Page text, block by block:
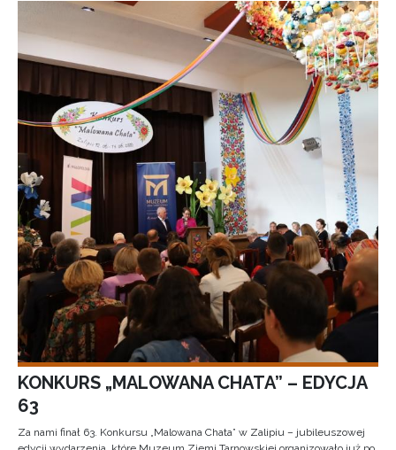
KONKURS „MALOWANA CHATA” – EDYCJA
63
Za nami finał 63. Konkursu „Malowana Chata” w Zalipiu – jubileuszowej